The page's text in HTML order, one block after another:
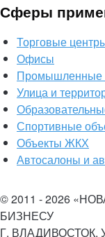
Сферы
Торговые
Офисы
Промышленные
Улица и
Спортивные
Объекты ЖКХ
Автосалоны и
© 2011 - 2026
БИЗНЕСУ
Г. ВЛАДИВОСТОК,